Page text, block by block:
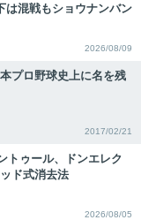
混戦もショウナンバン
2026/08/09
プロ野球史上に名を残
2017/02/21
トゥール、ドンエレク
ド式消去法
2026/08/05